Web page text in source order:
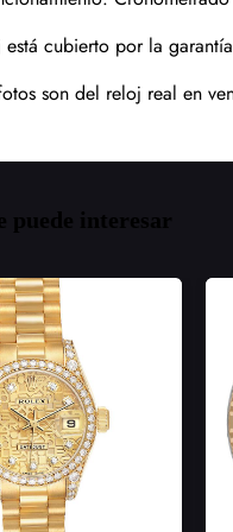
cubierto por la
son del reloj real en
puede interesar